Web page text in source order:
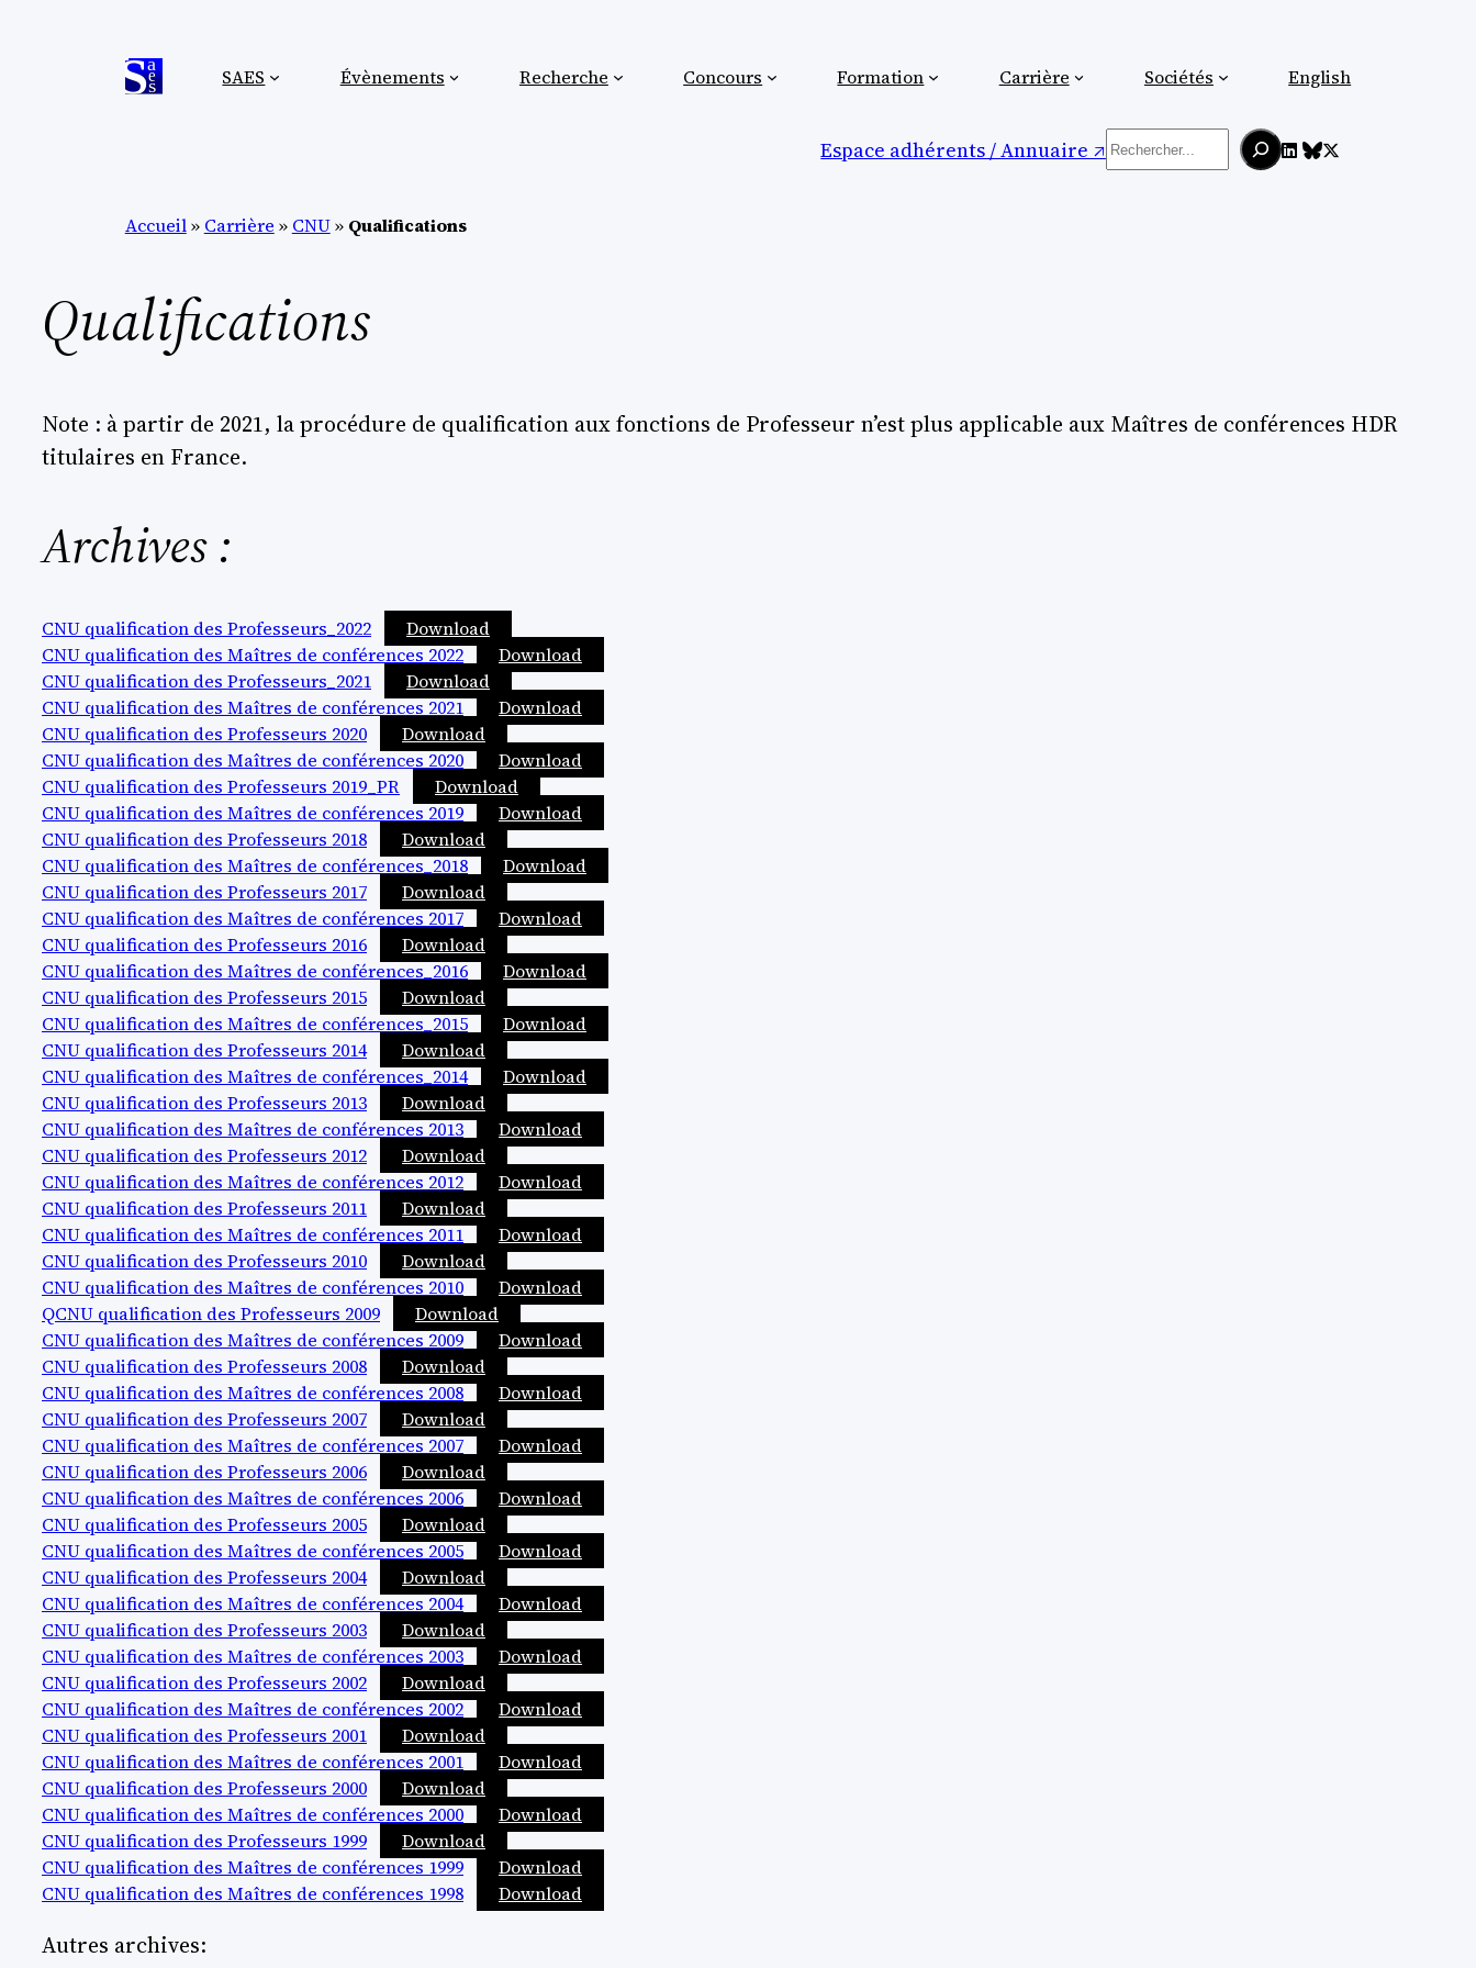
SAES Évènements Recherche Concours Formation Carrière Sociétés English
Espace adhérents / Annuaire ↗︎ Rechercher
Accueil» Carrière » CNU» Qualifications
Qualifications
Note : à partir de 2021, la procédure de qualification aux fonctions de Professeur n’est plus applicable aux Maîtres de conférences HDR
titulaires en France.
Archives :
CNU qualification des Professeurs_2022
Download
CNU qualification des Maîtres de conférences 2022
Download
CNU qualification des Professeurs_2021
Download
CNU qualification des Maîtres de conférences 2021
Download
CNU qualification des Professeurs 2020
Download
CNU qualification des Maîtres de conférences 2020
Download
CNU qualification des Professeurs 2019_PR
Download
CNU qualification des Maîtres de conférences 2019
Download
CNU qualification des Professeurs 2018
Download
CNU qualification des Maîtres de conférences_2018
Download
CNU qualification des Professeurs 2017
Download
CNU qualification des Maîtres de conférences 2017
Download
CNU qualification des Professeurs 2016
Download
CNU qualification des Maîtres de conférences_2016
Download
CNU qualification des Professeurs 2015
Download
CNU qualification des Maîtres de conférences_2015
Download
CNU qualification des Professeurs 2014
Download
CNU qualification des Maîtres de conférences_2014
Download
CNU qualification des Professeurs 2013
Download
CNU qualification des Maîtres de conférences 2013
Download
CNU qualification des Professeurs 2012
Download
CNU qualification des Maîtres de conférences 2012
Download
CNU qualification des Professeurs 2011
Download
CNU qualification des Maîtres de conférences 2011
Download
CNU qualification des Professeurs 2010
Download
CNU qualification des Maîtres de conférences 2010
Download
QCNU qualification des Professeurs 2009
Download
CNU qualification des Maîtres de conférences 2009
Download
CNU qualification des Professeurs 2008
Download
CNU qualification des Maîtres de conférences 2008
Download
CNU qualification des Professeurs 2007
Download
CNU qualification des Maîtres de conférences 2007
Download
CNU qualification des Professeurs 2006
Download
CNU qualification des Maîtres de conférences 2006
Download
CNU qualification des Professeurs 2005
Download
CNU qualification des Maîtres de conférences 2005
Download
CNU qualification des Professeurs 2004
Download
CNU qualification des Maîtres de conférences 2004
Download
CNU qualification des Professeurs 2003
Download
CNU qualification des Maîtres de conférences 2003
Download
CNU qualification des Professeurs 2002
Download
CNU qualification des Maîtres de conférences 2002
Download
CNU qualification des Professeurs 2001
Download
CNU qualification des Maîtres de conférences 2001
Download
CNU qualification des Professeurs 2000
Download
CNU qualification des Maîtres de conférences 2000
Download
CNU qualification des Professeurs 1999
Download
CNU qualification des Maîtres de conférences 1999
Download
CNU qualification des Maîtres de conférences 1998
Download
Autres archives: